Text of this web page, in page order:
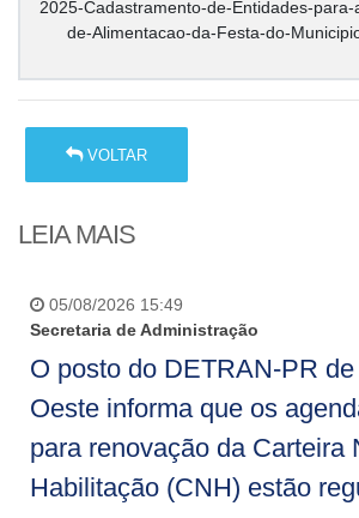
2025-Cadastramento-de-Entidades-para-
de-Alimentacao-da-Festa-do-
VOLTAR
LEIA MAIS
05/08/2026 15:49
Secretaria de Administração
O posto do DETRAN-PR
Oeste informa que os
para renovação da Carteira
Habilitação (CNH) estão